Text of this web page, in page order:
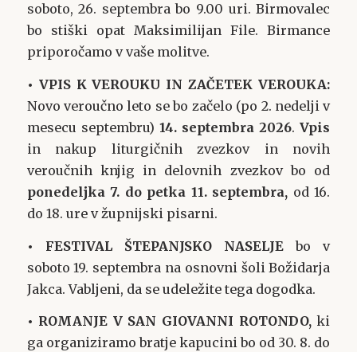
soboto, 26. septembra bo 9.00 uri. Birmovalec
bo stiški opat Maksimilijan File. Birmance
priporočamo v vaše molitve.
• VPIS K VEROUKU IN ZAČETEK VEROUKA:
Novo veroučno leto se bo začelo (po 2. nedelji v
mesecu septembru) 14. septembra 2026.Vpis
in nakup liturgičnih zvezkov in novih
veroučnih knjig in delovnih zvezkov bo od
ponedeljka 7. do petka 11. septembra, od 16.
do 18. ure v župnijski pisarni.
• FESTIVAL ŠTEPANJSKO NASELJE bo v
soboto 19. septembra na osnovni šoli Božidarja
Jakca. Vabljeni, da se udeležite tega dogodka.
• ROMANJE V SAN GIOVANNI ROTONDO,ki
ga organiziramo bratje kapucini bo od 30. 8. do